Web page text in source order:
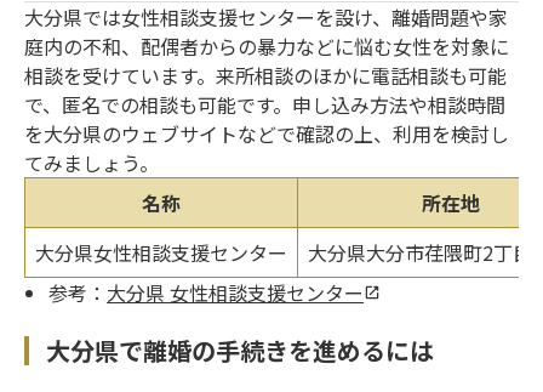
大分県では女性相談支援センターを設け、離婚問題や家
庭内の不和、配偶者からの暴力などに悩む女性を対象に
相談を受けています。来所相談のほかに電話相談も可能
で、匿名での相談も可能です。申し込み方法や相談時間
を大分県のウェブサイトなどで確認の上、利用を検討し
てみましょう。
名称
所在地
大分県女性相談支援センター
大分県大分市荏隈町2丁目
参考： 大分県 女性相談支援センター
大分県で離婚の手続きを進めるには